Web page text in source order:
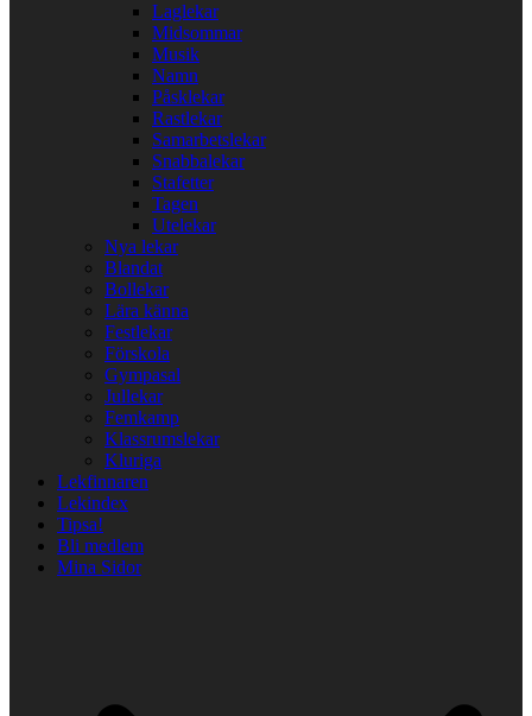
Laglekar
Midsommar
Musik
Namn
Påsklekar
Rastlekar
Samarbetslekar
Snabbalekar
Stafetter
Tagen
Utelekar
Nya lekar
Blandat
Bollekar
Lära känna
Festlekar
Förskola
Gympasal
Jullekar
Femkamp
Klassrumslekar
Kluriga
Lekfinnaren
Lekindex
Tipsa!
Bli medlem
Mina Sidor